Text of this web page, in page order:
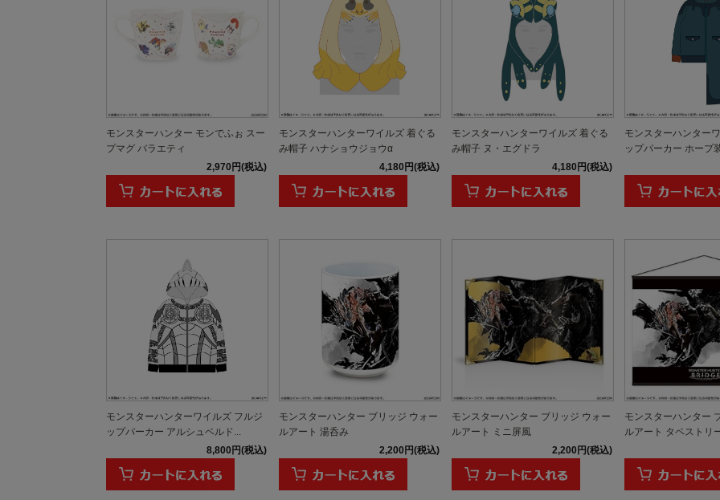
モンスターハンター モンでふぉ スー
プマグ バラエティ
2,970円(税込)
モンスターハンターワイルズ 着ぐる
み帽子 ハナショウジョウα
4,180円(税込)
モンスターハンターワイルズ 着ぐる
み帽子 ヌ・エグドラ
4,180円(税込)
モンスターハンター
ップパーカー ホープ
モンスターハンターワイルズ フルジ
ップパーカー アルシュベルド...
8,800円(税込)
モンスターハンター ブリッジ ウォー
ルアート 湯呑み
2,200円(税込)
モンスターハンター ブリッジ ウォー
ルアート ミニ屏風
2,200円(税込)
モンスターハンター
ルアート タペストリ